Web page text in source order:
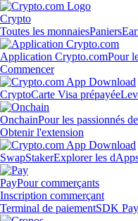
Crypto
Toutes les monnaiesPaniers
Application Crypto.comPour
Commencer
CryptoCarte Visa prépayée
OnchainPour les passionnés
Obtenir l'extension
SwapStakerExplorer les
PayPour commerçants
Inscription commerçant
Terminal de paiementSDK Pay